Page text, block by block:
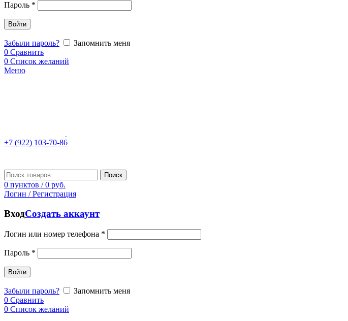
Пароль *
Войти
Забыли пароль?
Запомнить меня
0 Сравнить
0 Список желаний
Меню
+7 (922) 103-70-86
Поиск
0 пунктов / 0 руб.
Логин / Регистрация
ВходСоздать аккаунт
Логин или номер телефона *
Пароль *
Войти
Забыли пароль?
Запомнить меня
0 Сравнить
0 Список желаний